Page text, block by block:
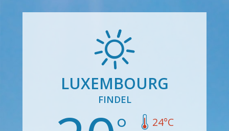
LUXEMBOURG
FINDEL
24°C